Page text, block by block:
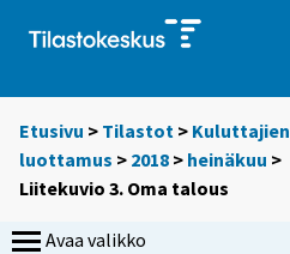
Etusivu > Tilastot > Kuluttajien
luottamus > 2018 > heinäkuu >
Liitekuvio 3. Oma talous
Avaa valikko